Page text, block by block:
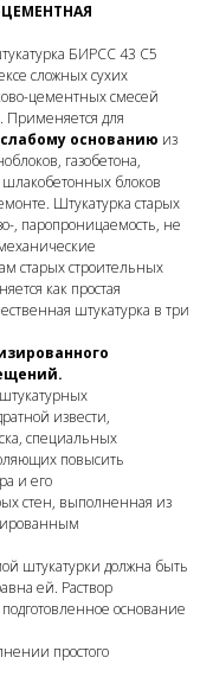
БИРСС 43 С5
сложных сухих
цементных смесей
. Применяется для
основанию из
газобетона,
блоков
Штукатурка старых
, паропроницаемость, не
старых строительных
как простая
штукатурка в три
извести,
специальных
повысить
и его
стен, выполненная из
штукатурки должна быть
ей. Раствор
основание
простого